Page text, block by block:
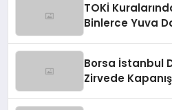
TOKİ
Binlerce Yuva
Borsa İstanbul
Zirvede